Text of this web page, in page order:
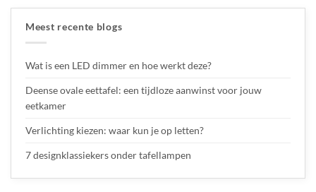
Meest recente blogs
Wat is een LED dimmer en hoe werkt deze?
Deense ovale eettafel: een tijdloze aanwinst voor jouw
eetkamer
Verlichting kiezen: waar kun je op letten?
7 designklassiekers onder tafellampen